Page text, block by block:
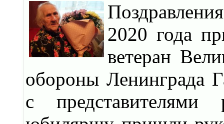
2020 года
ветеран
обороны Ленинграда
с представителями